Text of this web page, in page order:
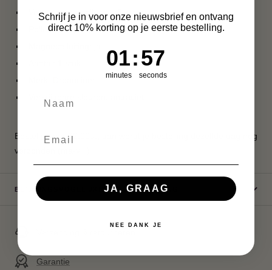
Vervangbaar pollenzeefje: nee
Pollenschrapertje: nee
Verkrijgbare kleuren: antraciet
Bestel jij voor 22:00u., dan wordt je bestelling dezelfde dag nog
verzonden (ma-vrij)
BETALINGSMOGELIJKHEDEN EN LEVERING
Garantie
Schrijf je in voor onze nieuwsbrief en ontvang
direct 10% korting op je eerste bestelling.
Countdown ends in:
1
01
minutes
: 57
57
seconds
JA, GRAAG
NEE DANK JE